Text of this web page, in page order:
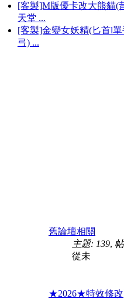
[客製]M版優卡改大熊貓(
天堂 ...
[客製]金變女妖精(匕首l
弓) ...
舊論壇相關
主題: 139,
從未
★2026★特效修改